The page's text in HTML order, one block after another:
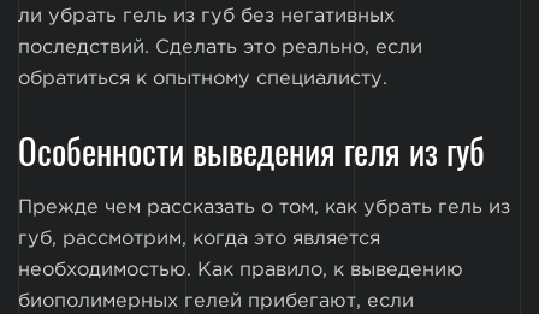
ли убрать гель из губ без негативных
последствий. Сделать это реально, если
обратиться к опытному специалисту.
Особенности выведения геля из губ
Прежде чем рассказать о том, как убрать гель из
губ, рассмотрим, когда это является
необходимостью. Как правило, к выведению
биополимерных гелей прибегают, если